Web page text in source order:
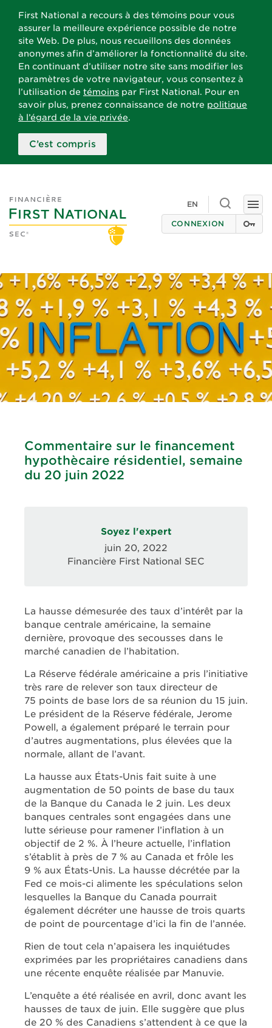
First National a recours à des témoins pour vous
assurer la meilleure expérience possible de notre
site Web. De plus, nous recueillons des données
anonymes afin d’améliorer la fonctionnalité du site.
En continuant d’utiliser notre site sans modifier les
paramètres de votre navigateur, vous consentez à
l’utilisation de témoins par First National. Pour en
savoir plus, prenez connaissance de notre politique
à l’égard de la vie privée.
C’est compris
EN
Toggle
search
CONNEXION
Commentaire sur le financement
hypothècaire résidentiel, semaine
du 20 juin 2022
Soyez l'expert
juin 20, 2022
Financière First National SEC
La hausse démesurée des taux d’intérêt par la
banque centrale américaine, la semaine
dernière, provoque des secousses dans le
marché canadien de l’habitation.
La Réserve fédérale américaine a pris l’initiative
très rare de relever son taux directeur de
75 points de base lors de sa réunion du 15 juin.
Le président de la Réserve fédérale, Jerome
Powell, a également préparé le terrain pour
d’autres augmentations, plus élevées que la
normale, allant de l’avant.
La hausse aux États-Unis fait suite à une
augmentation de 50 points de base du taux
de la Banque du Canada le 2 juin. Les deux
banques centrales sont engagées dans une
lutte sérieuse pour ramener l’inflation à un
objectif de 2 %. À l’heure actuelle, l’inflation
s’établit à près de 7 % au Canada et frôle les
9 % aux États-Unis. La hausse décrétée par la
Fed ce mois-ci alimente les spéculations selon
lesquelles la Banque du Canada pourrait
également décréter une hausse de trois quarts
de point de pourcentage d’ici la fin de l’année.
Rien de tout cela n’apaisera les inquiétudes
exprimées par les propriétaires canadiens dans
une récente enquête réalisée par Manuvie.
L’enquête a été réalisée en avril, donc avant les
hausses de taux de juin. Elle suggère que plus
de 20 % des Canadiens s’attendent à ce que la